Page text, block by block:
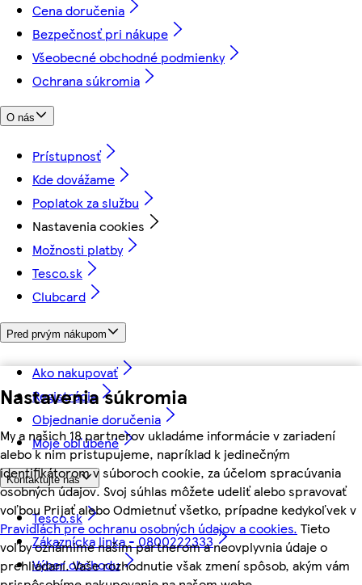
Nastavenia súkromia
My a našich 18 partnerov ukladáme informácie v zariadení
alebo k nim pristupujeme, napríklad k jedinečným
identifikátorom v súboroch cookie, za účelom spracúvania
osobných údajov. Svoj súhlas môžete udeliť alebo spravovať
voľbou Prijať alebo Odmietnuť všetko, prípadne kedykoľvek v
Pravidlách pre ochranu osobných údajov a cookies. Tieto
voľby oznámime našim partnerom a neovplyvnia údaje o
prehliadaní. Vaše rozhodnutie však zmení spôsob, akým vám
Cena doručenia
Bezpečnosť pri nákupe
Všeobecné obchodné podmienky
Ochrana súkromia
O nás
Prístupnosť
Kde dovážame
Poplatok za službu
Nastavenia cookies
Možnosti platby
Tesco.sk
Clubcard
Pred prvým nákupom
Ako nakupovať
Registrácia
Objednanie doručenia
Moje obľúbené
Kontaktujte nás
Tesco.sk
Zákaznícka linka - 0800222333
Výber obchodu